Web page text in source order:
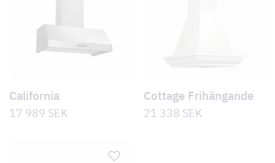
California
17 989 SEK
Cottage Frihängande
21 338 SEK